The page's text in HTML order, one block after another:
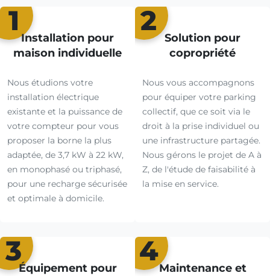
1
Installation pour
maison individuelle
Nous étudions votre
installation électrique
existante et la puissance de
votre compteur pour vous
proposer la borne la plus
adaptée, de 3,7 kW à 22 kW,
en monophasé ou triphasé,
pour une recharge sécurisée
et optimale à domicile.
2
Solution pour
copropriété
Nous vous accompagnons
pour équiper votre parking
collectif, que ce soit via le
droit à la prise individuel ou
une infrastructure partagée.
Nous gérons le projet de A à
Z, de l'étude de faisabilité à
la mise en service.
3
Équipement pour
4
Maintenance et